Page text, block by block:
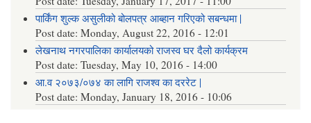
पार्किंग शुल्क असुलीको बोलपत्र आब्हान गरिएको सबन्धमा |
Post date:Monday, August 22, 2016 - 12:01
लेखनाथ नगरपालिका कार्यालयको राजस्व घर दैलो कार्यक्रम
Post date:Tuesday, May 10, 2016 - 14:00
आ.व २०७३/०७४ का लागि राजश्व का दररेट |
Post date:Monday, January 18, 2016 - 10:06